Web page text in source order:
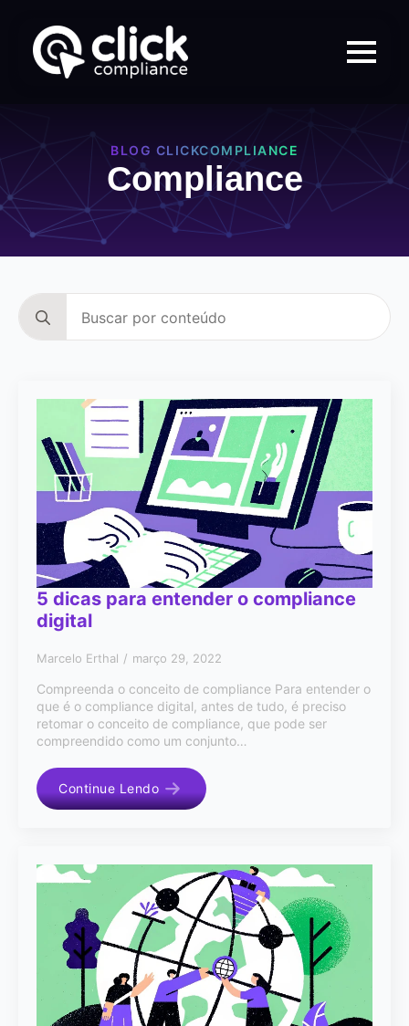
BLOG CLICKCOMPLIANCE
Compliance
for:
5 dicas para entender o compliance
digital
Marcelo Erthal março 29, 2022
Compreenda o conceito de compliance Para entender o
que é o compliance digital, antes de tudo, é preciso
retomar o conceito de compliance, que pode ser
compreendido como um conjunto…
Continue Lendo